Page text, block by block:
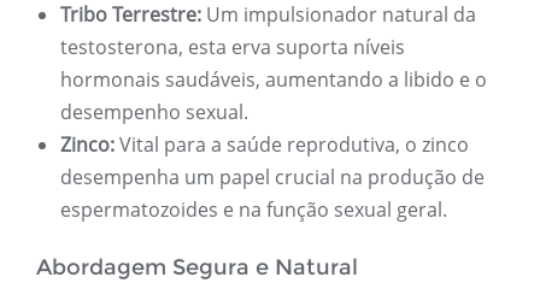
Tribo Terrestre: Um impulsionador natural da
testosterona, esta erva suporta níveis
hormonais saudáveis, aumentando a libido e o
desempenho sexual.
Zinco:Vital para a saúde reprodutiva, o zinco
desempenha um papel crucial na produção de
espermatozoides e na função sexual geral.
Abordagem Segura e Natural